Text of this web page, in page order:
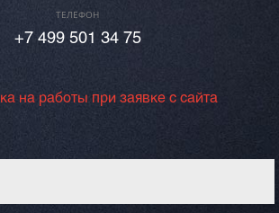
ТЕЛЕФОН
+7 499 501 34 75
на работы при заявке с сайта